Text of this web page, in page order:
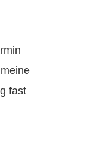
fast